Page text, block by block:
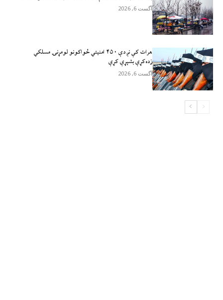
آگست 6, 2026
هرات کې نږدې ۴۵۰ امنيتي ځواکونو لومړنۍ مسلکي
زده‌کړې بشپړې کړې
آگست 6, 2026